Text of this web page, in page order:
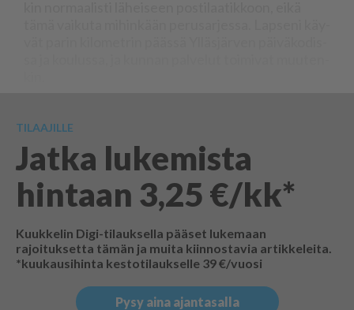
TILAAJILLE
Jatka lukemista
hintaan 3,25 €/kk*
Kuukkelin Digi-tilauksella pääset lukemaan
rajoituksetta tämän ja muita kiinnostavia artikkeleita.
*kuukausihinta kestotilaukselle 39 €/vuosi
Pysy aina ajantasalla